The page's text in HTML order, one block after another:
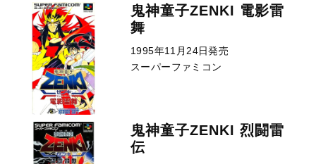
鬼神童子ZENKI 電影雷
舞
1995年11月24日発売
スーパーファミコン
鬼神童子ZENKI 烈闘雷
伝